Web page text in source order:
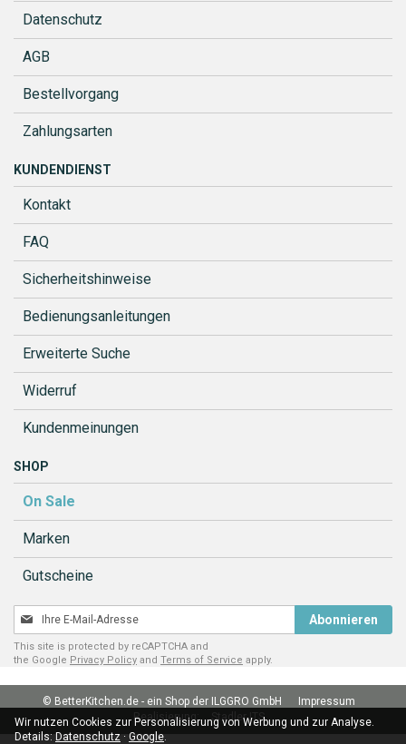
Datenschutz
AGB
Bestellvorgang
Zahlungsarten
KUNDENDIENST
Kontakt
FAQ
Sicherheitshinweise
Bedienungsanleitungen
Erweiterte Suche
Widerruf
Kundenmeinungen
SHOP
On Sale
Marken
Gutscheine
Melden
Sie
sich
für
unseren
Newsletter
an:
Abonnieren
This site is protected by reCAPTCHA and
the Google Privacy Policy and Terms of Service apply.
Wir nutzen Cookies zur Personalisierung von Werbung und zur Analyse.
Details: Datenschutz · Google.
© BetterKitchen.de - ein Shop der ILGGRO GmbH
Impressum
Realisierung:
Stadler ITS